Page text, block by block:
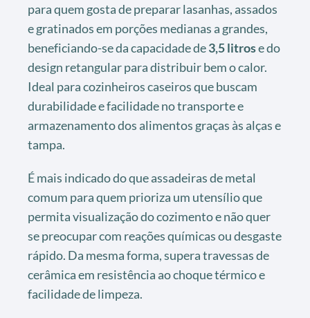
para quem gosta de preparar lasanhas, assados
e gratinados em porções medianas a grandes,
beneficiando-se da capacidade de3,5 litrose do
design retangular para distribuir bem o calor.
Ideal para cozinheiros caseiros que buscam
durabilidade e facilidade no transporte e
armazenamento dos alimentos graças às alças e
tampa.
É mais indicado do que assadeiras de metal
comum para quem prioriza um utensílio que
permita visualização do cozimento e não quer
se preocupar com reações químicas ou desgaste
rápido. Da mesma forma, supera travessas de
cerâmica em resistência ao choque térmico e
facilidade de limpeza.